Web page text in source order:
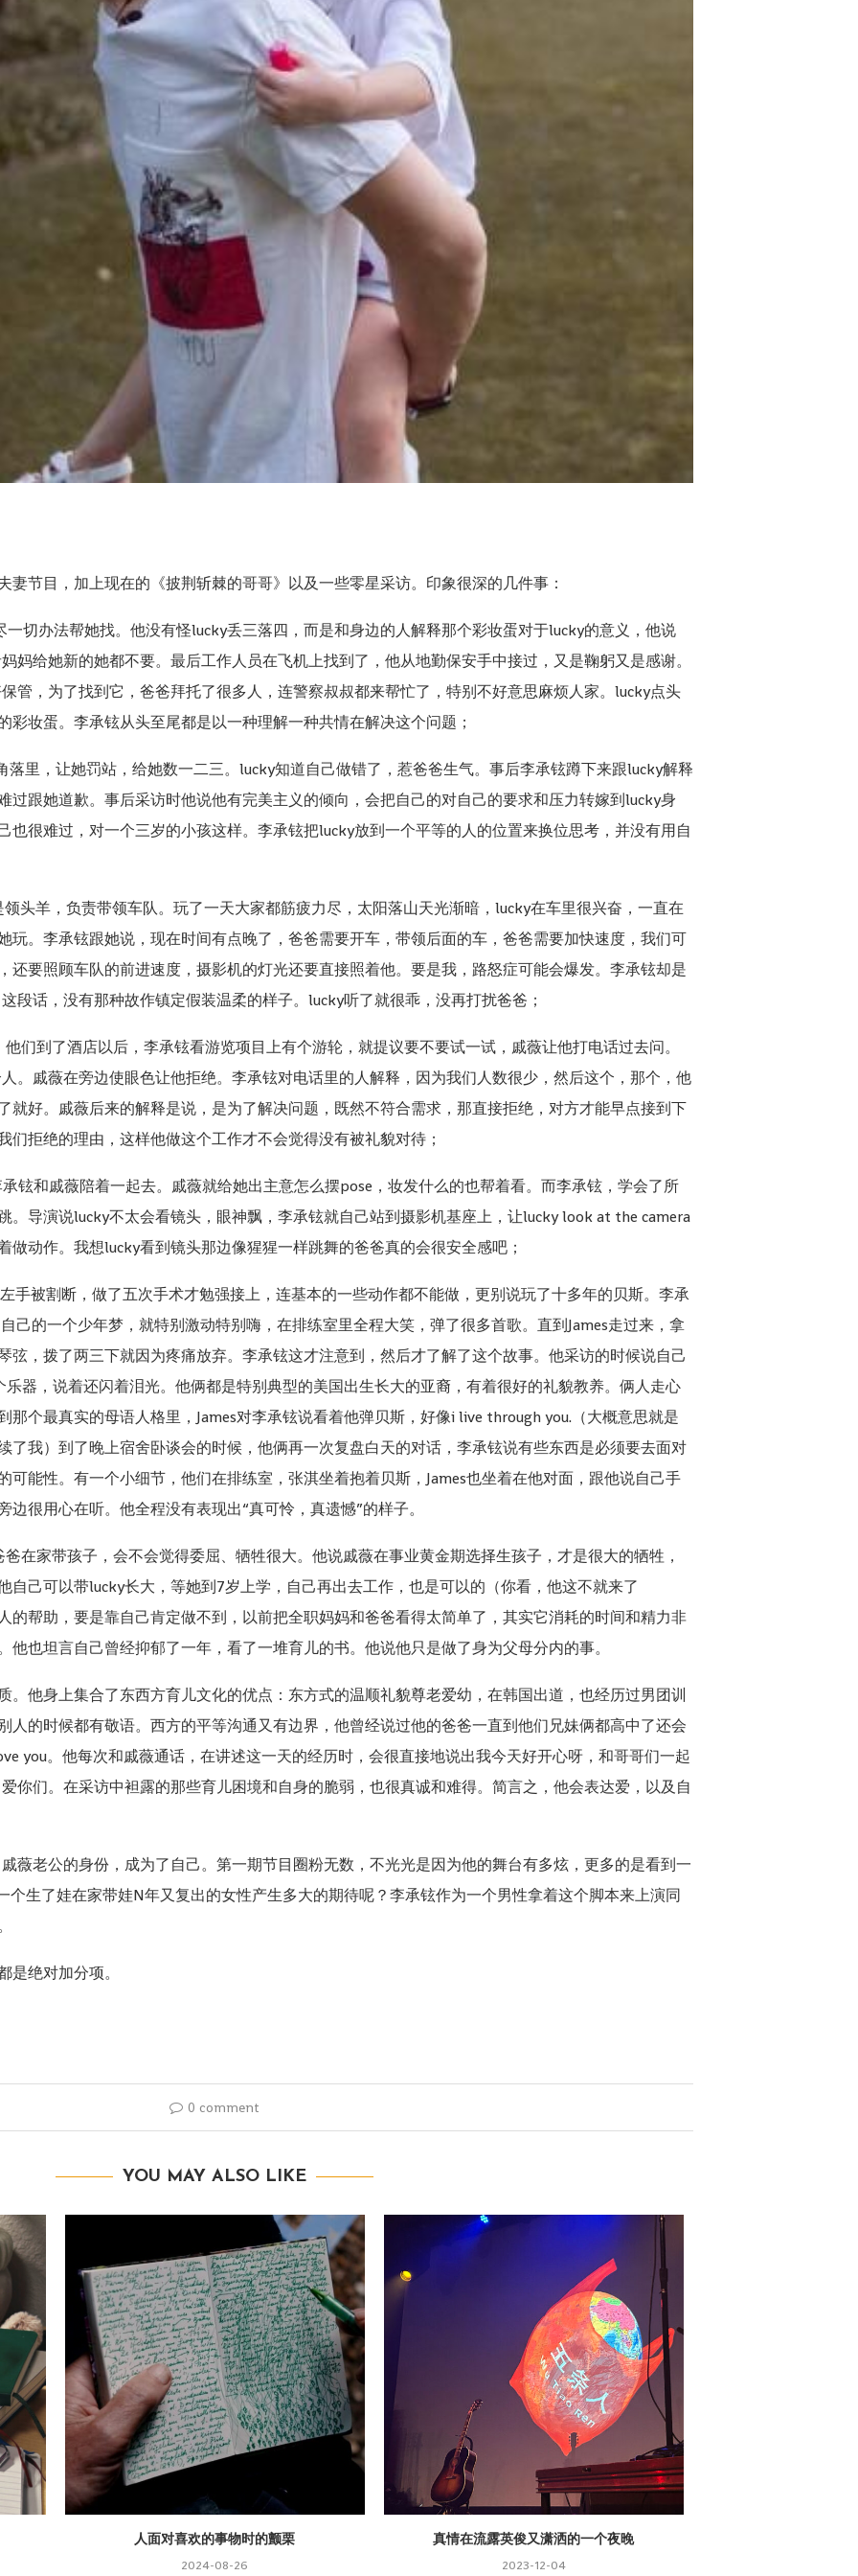
节目，加上现在的《披荆斩棘的哥哥》以及一些零星采访。印象很深的几件事：
切办法帮她找。他没有怪lucky丢三落四，而是和身边的人解释那个彩妆蛋对于lucky的意义，他说
妈给她新的她都不要。最后工作人员在飞机上找到了，他从地勤保安手中接过，又是鞠躬又是感谢。
管，为了找到它，爸爸拜托了很多人，连警察叔叔都来帮忙了，特别不好意思麻烦人家。lucky点头
妆蛋。李承铉从头至尾都是以一种理解一种共情在解决这个问题；
里，让她罚站，给她数一二三。lucky知道自己做错了，惹爸爸生气。事后李承铉蹲下来跟lucky解释
过跟她道歉。事后采访时他说他有完美主义的倾向，会把自己的对自己的要求和压力转嫁到lucky身
也很难过，对一个三岁的小孩这样。李承铉把lucky放到一个平等的人的位置来换位思考，并没有用自
头羊，负责带领车队。玩了一天大家都筋疲力尽，太阳落山天光渐暗，lucky在车里很兴奋，一直在
玩。李承铉跟她说，现在时间有点晚了，爸爸需要开车，带领后面的车，爸爸需要加快速度，我们可
还要照顾车队的前进速度，摄影机的灯光还要直接照着他。要是我，路怒症可能会爆发。李承铉却是
段话，没有那种故作镇定假装温柔的样子。lucky听了就很乖，没再打扰爸爸；
们到了酒店以后，李承铉看游览项目上有个游轮，就提议要不要试一试，戚薇让他打电话过去问。
。戚薇在旁边使眼色让他拒绝。李承铉对电话里的人解释，因为我们人数很少，然后这个，那个，他
就好。戚薇后来的解释是说，是为了解决问题，既然不符合需求，那直接拒绝，对方才能早点接到下
拒绝的理由，这样他做这个工作才不会觉得没有被礼貌对待；
铉和戚薇陪着一起去。戚薇就给她出主意怎么摆pose，妆发什么的也帮着看。而李承铉，学会了所
。导演说lucky不太会看镜头，眼神飘，李承铉就自己站到摄影机基座上，让lucky look at the camera
做动作。我想lucky看到镜头那边像猩猩一样跳舞的爸爸真的会很安全感吧；
手被割断，做了五次手术才勉强接上，连基本的一些动作都不能做，更别说玩了十多年的贝斯。李承
己的一个少年梦，就特别激动特别嗨，在排练室里全程大笑，弹了很多首歌。直到James走过来，拿
弦，拨了两三下就因为疼痛放弃。李承铉这才注意到，然后才了解了这个故事。他采访的时候说自己
器，说着还闪着泪光。他俩都是特别典型的美国出生长大的亚裔，有着很好的礼貌教养。俩人走心
那个最真实的母语人格里，James对李承铉说看着他弹贝斯，好像i live through you.（大概意思就是
了我）到了晚上宿舍卧谈会的时候，他俩再一次复盘白天的对话，李承铉说有些东西是必须要去面对
可能性。有一个小细节，他们在排练室，张淇坐着抱着贝斯，James也坐着在他对面，跟他说自己手
很用心在听。他全程没有表现出“真可怜，真遗憾”的样子。
在家带孩子，会不会觉得委屈、牺牲很大。他说戚薇在事业黄金期选择生孩子，才是很大的牺牲，
自己可以带lucky长大，等她到7岁上学，自己再出去工作，也是可以的（你看，他这不就来了
的帮助，要是靠自己肯定做不到，以前把全职妈妈和爸爸看得太简单了，其实它消耗的时间和精力非
也坦言自己曾经抑郁了一年，看了一堆育儿的书。他说他只是做了身为父母分内的事。
。他身上集合了东西方育儿文化的优点：东方式的温顺礼貌尊老爱幼，在韩国出道，也经历过男团训
人的时候都有敬语。西方的平等沟通又有边界，他曾经说过他的爸爸一直到他们兄妹俩都高中了还会
you。他每次和戚薇通话，在讲述这一天的经历时，会很直接地说出我今天好开心呀，和哥哥们一起
你们。在采访中袒露的那些育儿困境和自身的脆弱，也很真诚和难得。简言之，他会表达爱，以及自
薇老公的身份，成为了自己。第一期节目圈粉无数，不光光是因为他的舞台有多炫，更多的是看到一
个生了娃在家带娃N年又复出的女性产生多大的期待呢？李承铉作为一个男性拿着这个脚本来上演同
绝对加分项。
0 comment
YOU MAY ALSO LIKE
人面对喜欢的事物时的颤栗
2024-08-26
真情在流露英俊又潇洒的一个夜晚
2023-12-04